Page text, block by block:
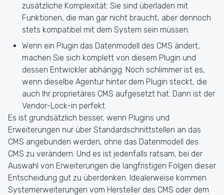
zusätzliche Komplexität: Sie sind überladen mit
Funktionen, die man gar nicht braucht, aber dennoch
stets kompatibel mit dem System sein müssen.
Wenn ein Plugin das Datenmodell des CMS ändert,
machen Sie sich komplett von diesem Plugin und
dessen Entwickler abhängig. Noch schlimmer ist es,
wenn dieselbe Agentur hinter dem Plugin steckt, die
auch Ihr proprietäres CMS aufgesetzt hat. Dann ist der
Vendor-Lock-in perfekt.
Es ist grundsätzlich besser, wenn Plugins und
Erweiterungen nur über Standardschnittstellen an das
CMS angebunden werden, ohne das Datenmodell des
CMS zu verändern. Und es ist jedenfalls ratsam, bei der
Auswahl von Erweiterungen die langfristigen Folgen dieser
Entscheidung gut zu überdenken. Idealerweise kommen
Systemerweiterungen vom Hersteller des CMS oder dem